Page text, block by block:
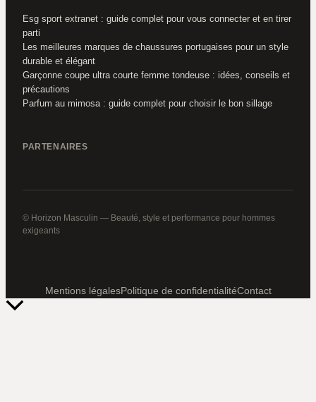
Esg sport extranet : guide complet pour vous connecter et en tirer
parti
Les meilleures marques de chaussures portugaises pour un style
durable et élégant
Garçonne coupe ultra courte femme tondeuse : idées, conseils et
précautions
Parfum au mimosa : guide complet pour choisir le bon sillage
PARTENAIRES
© Horizon Masculin — Beauté, style et performance pour hommes
exigeants
Mentions légalesPolitique de confidentialitéContact